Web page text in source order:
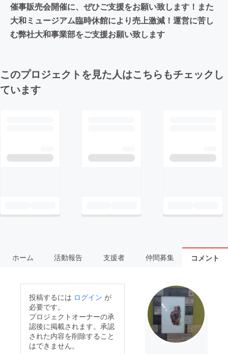
催事販売会開催に、ぜひご支援をお願い致します！また
大和ミュージアム臨時休館により売上激減！運営に苦し
む弊社大和事業部をご支援お願い致します
このプロジェクトを見た人はこちらもチェックし
ています
ホーム 活動報告 支援者 仲間募集 コメント
投稿するには ログイン が
必要です。
プロジェクトオーナーの承
認後に掲載されます。承認
された内容を削除すること
はできません。